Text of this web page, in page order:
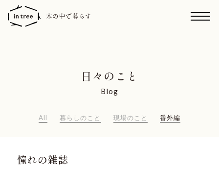
木の中で暮らす
日々のこと
Blog
All 暮らしのこと 現場のこと 番外編
憧れの雑誌